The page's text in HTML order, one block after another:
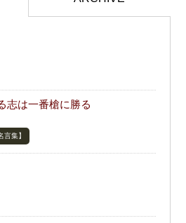
志は一番槍に勝る
言集】